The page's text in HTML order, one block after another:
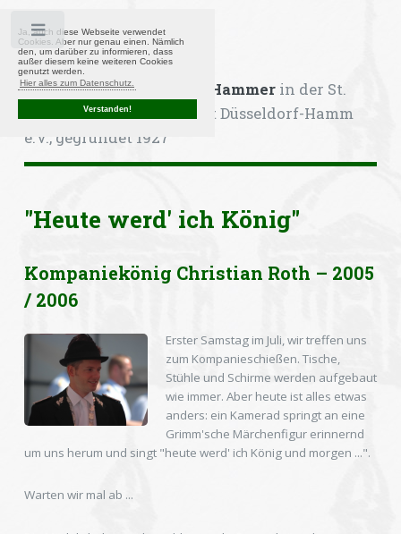
Ja, auch diese Webseite verwendet
Cookies. Aber nur genau einen. Nämlich
den, um darüber zu informieren, dass
außer diesem keine weiteren Cookies
genutzt werden.
Hier alles zum Datenschutz.
Verstanden!
Kompanie Heimattreue Hammerin der St.
Sebastianus-Bruderschaft Düsseldorf-Hamm
e.V., gegründet 1927
"Heute werd' ich König"
Kompaniekönig Christian Roth – 2005
/ 2006
Erster Samstag im Juli, wir treffen uns
zum Kompanieschießen. Tische,
Stühle und Schirme werden aufgebaut
wie immer. Aber heute ist alles etwas
anders: ein Kamerad springt an eine
Grimm'sche Märchenfigur erinnernd
um uns herum und singt "heute werd' ich König und morgen ...".
Warten wir mal ab ...
Toggle